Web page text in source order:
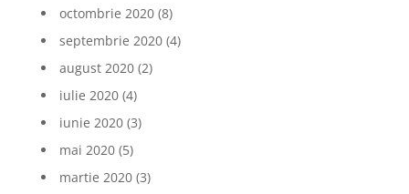
octombrie 2020(8)
septembrie 2020(4)
august 2020(2)
iulie 2020(4)
iunie 2020(3)
mai 2020(5)
martie 2020(3)